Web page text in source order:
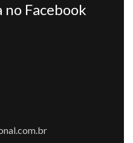
no Facebook